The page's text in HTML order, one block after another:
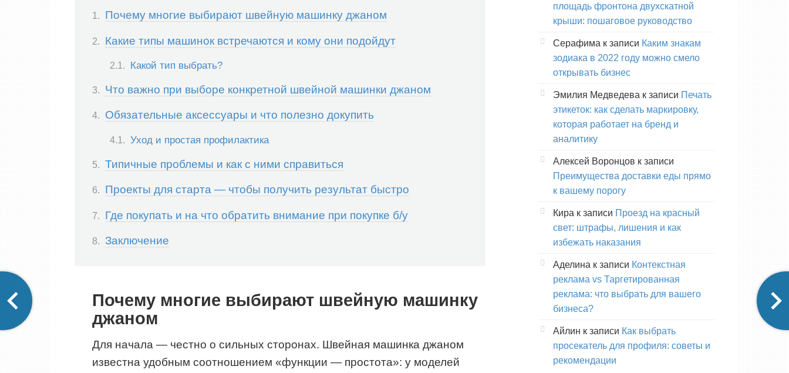
Почему многие выбирают швейную машинку джаном
Какие типы машинок встречаются и кому они подойдут
Какой тип выбрать?
Что важно при выборе конкретной швейной машинки джаном
Обязательные аксессуары и что полезно докупить
Уход и простая профилактика
Типичные проблемы и как с ними справиться
Проекты для старта — чтобы получить результат быстро
Где покупать и на что обратить внимание при покупке б/у
Заключение
Почему многие выбирают швейную машинку
джаном
Для начала — честно о сильных сторонах. Швейная машинка джаном
известна удобным соотношением «функции — простота»: у моделей
площадь фронтона двухскатной
крыши: пошаговое руководство
Серафима к записи Каким знакам
зодиака в 2022 году можно смело
открывать бизнес
Эмилия Медведева к записи Печать
этикеток: как сделать маркировку,
которая работает на бренд и
аналитику
Алексей Воронцов к записи
Преимущества доставки еды прямо
к вашему порогу
Кира к записи Проезд на красный
свет: штрафы, лишения и как
избежать наказания
Аделина к записи Контекстная
реклама vs Таргетированная
реклама: что выбрать для вашего
бизнеса?
Айлин к записи Как выбрать
просекатель для профиля: советы и
рекомендации